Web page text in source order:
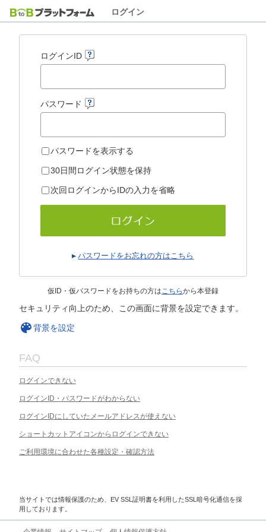
ログイン
ログインID
パスワード
パスワードを表示する
30日間ログイン状態を保持
次回ログインからIDの入力を省略
パスワードをお忘れの方はこちら
仮ID・仮パスワードをお持ちの方はこちらから本登録
セキュリティ向上のため、この画面に背景を設定できます。
背景を設定
FAQ
ログインできない
ログインID・パスワードがわからない
ログインIDにしていたメールアドレスが使えない
ショートカットアイコンからログインできない
ご利用環境に合わせた各種設定・確認方法
当サイトでは情報保護のため、EV SSL証明書を利用したSSL暗号化通信を採
用しております。